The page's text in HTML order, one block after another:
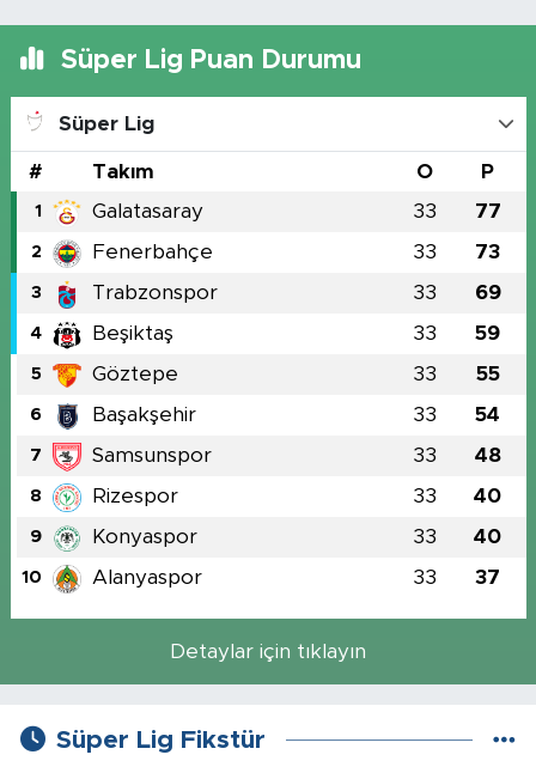
Süper Lig Puan Durumu
Süper Lig
# Takım O P
1 Galatasaray 33 77
2 Fenerbahçe 33 73
3 Trabzonspor 33 69
4 Beşiktaş 33 59
5 Göztepe 33 55
6 Başakşehir 33 54
7 Samsunspor 33 48
8 Rizespor 33 40
9 Konyaspor 33 40
10 Alanyaspor 33 37
Detaylar için tıklayın
Süper Lig Fikstür